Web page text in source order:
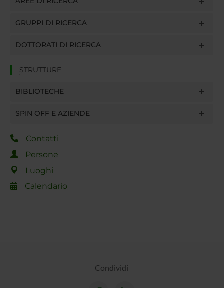
GRUPPI DI RICERCA
DOTTORATI DI RICERCA
STRUTTURE
BIBLIOTECHE
SPIN OFF E AZIENDE
Contatti
Persone
Luoghi
Calendario
Condividi